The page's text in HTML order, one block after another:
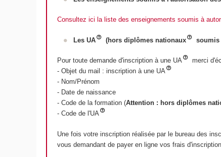
Consultez ici la liste des enseignements soumis à
Les UA (hors diplômes nationaux soumis
Pour toute demande d'inscription à une UA merci
- Objet du mail : inscription à une UA
- Nom/Prénom
- Date de naissance
- Code de la formation (Attention : hors diplômes
- Code de l'UA
Une fois votre inscription réalisée par le bureau des
vous demandant de payer en ligne vos frais d'inscription.